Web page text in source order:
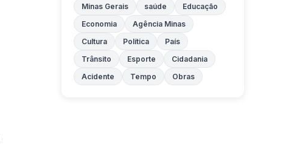
Minas Gerais
saúde
Educação
Economia
Agência Minas
Cultura
Política
País
Trânsito
Esporte
Cidadania
Acidente
Tempo Obras